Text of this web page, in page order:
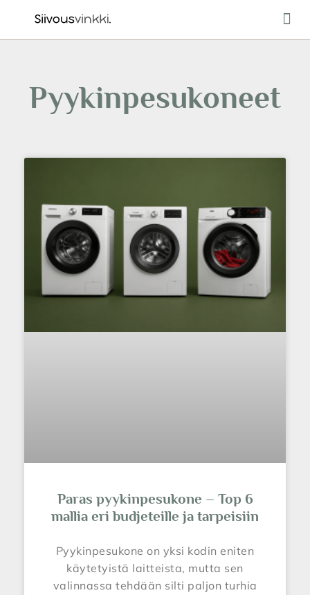
Pyykinpesukoneet
Paras pyykinpesukone – Top 6
mallia eri budjeteille ja tarpeisiin
Pyykinpesukone on yksi kodin eniten
käytetyistä laitteista, mutta sen
valinnassa tehdään silti paljon turhia